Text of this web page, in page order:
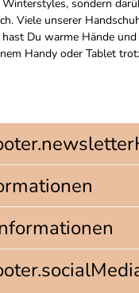
sondern
Viele unserer
Du warme Hände
Handy oder Tablet